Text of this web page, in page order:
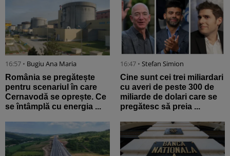
16:57 • Bugiu ⁠Ana Maria
România se pregătește
pentru scenariul în care
Cernavodă se oprește. Ce
se întâmplă cu energia ...
16:47 • Stefan Simion
Cine sunt cei trei miliardari
cu averi de peste 300 de
miliarde de dolari care se
pregătesc să preia ...